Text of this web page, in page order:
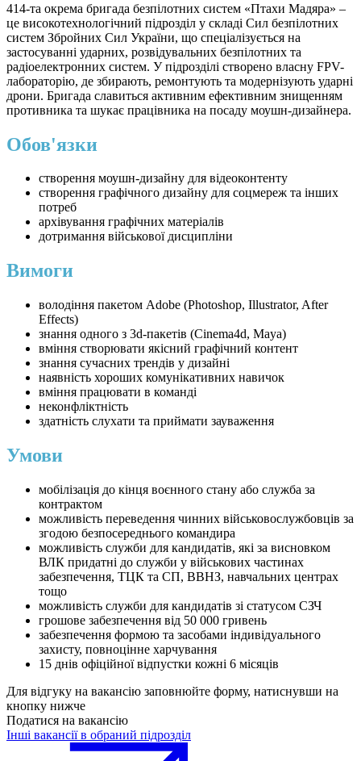
414-та окрема бригада безпілотних систем «Птахи Мадяра» –
це високотехнологічний підрозділ у складі Сил безпілотних
систем Збройних Сил України, що спеціалізується на
застосуванні ударних, розвідувальних безпілотних та
радіоелектронних систем. У підрозділі створено власну FPV-
лабораторію, де збирають, ремонтують та модернізують ударні
дрони. Бригада славиться активним ефективним знищенням
противника та шукає працівника на посаду моушн-дизайнера.
Обов'язки
створення моушн-дизайну для відеоконтенту
створення графічного дизайну для соцмереж та інших
потреб
архівування графічних матеріалів
дотримання військової дисципліни
Вимоги
володіння пакетом Adobe (Photoshop, Illustrator, After
Effects)
знання одного з 3d-пакетів (Cinema4d, Maya)
вміння створювати якісний графічний контент
знання сучасних трендів у дизайні
наявність хороших комунікативних навичок
вміння працювати в команді
неконфліктність
здатність слухати та приймати зауваження
Умови
мобілізація до кінця воєнного стану або служба за
контрактом
можливість переведення чинних військовослужбовців за
згодою безпосереднього командира
можливість служби для кандидатів, які за висновком
ВЛК придатні до служби у військових частинах
забезпечення, ТЦК та СП, ВВНЗ, навчальних центрах
тощо
можливість служби для кандидатів зі статусом СЗЧ
грошове забезпечення від 50 000 гривень
забезпечення формою та засобами індивідуального
захисту, повноцінне харчування
15 днів офіційної відпустки кожні 6 місяців
Для відгуку на вакансію заповнюйте форму, натиснувши на
кнопку нижче
Податися на вакансію
Інші вакансії в обраний підрозділ